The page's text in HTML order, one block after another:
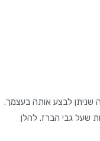
לבצע אותה בעצמך.
גבי הברז. להלן